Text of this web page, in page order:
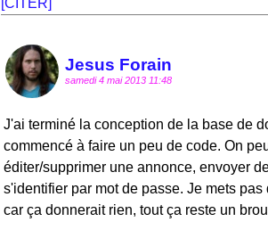
[CITER]
Jesus Forain
samedi 4 mai 2013 11:48
J'ai terminé la conception de la base de
commencé à faire un peu de code. On
éditer/supprimer une annonce, envoyer
s'identifier par mot de passe. Je mets pas
car ça donnerait rien, tout ça reste un